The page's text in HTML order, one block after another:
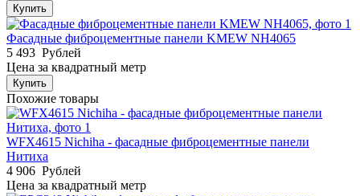
Купить
Фасадные фиброцементные панели KMEW NH4065
5 493 Рублей
Цена за квадратный метр
Купить
Похожие товары
WFX4615 Nichiha - фасадные фиброцементные панели
Нитиха
4 906 Рублей
Цена за квадратный метр